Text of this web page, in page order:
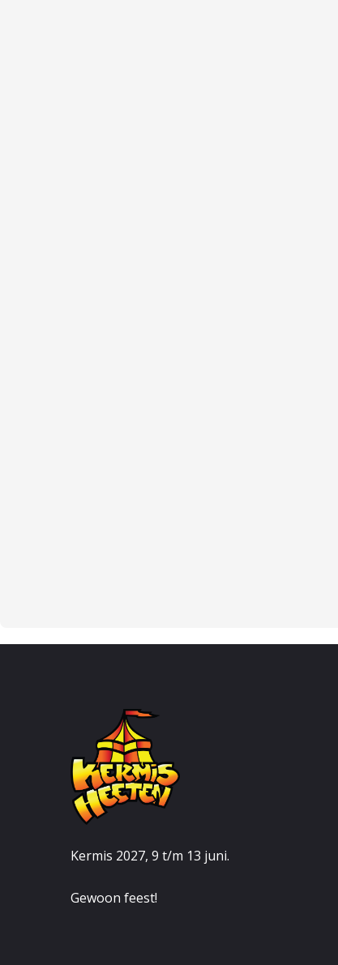
Kermis 2027, 9 t/m 13 juni.
Gewoon feest!